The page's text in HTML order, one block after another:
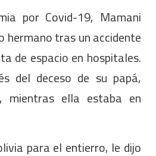
por Covid-19, Mamani
hermano tras un accidente
de espacio en hospitales.
del deceso de su papá,
mientras ella estaba en
para el entierro, le dijo